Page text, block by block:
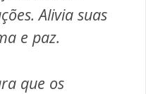
Alivia suas
e paz.
que os